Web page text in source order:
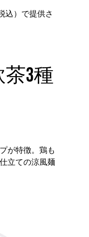
込）で提供さ
3種
が特徴。​鶏も
立ての涼風麺